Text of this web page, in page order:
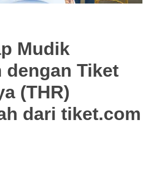
Mudik
dengan Tiket
(THR)
dari tiket.com